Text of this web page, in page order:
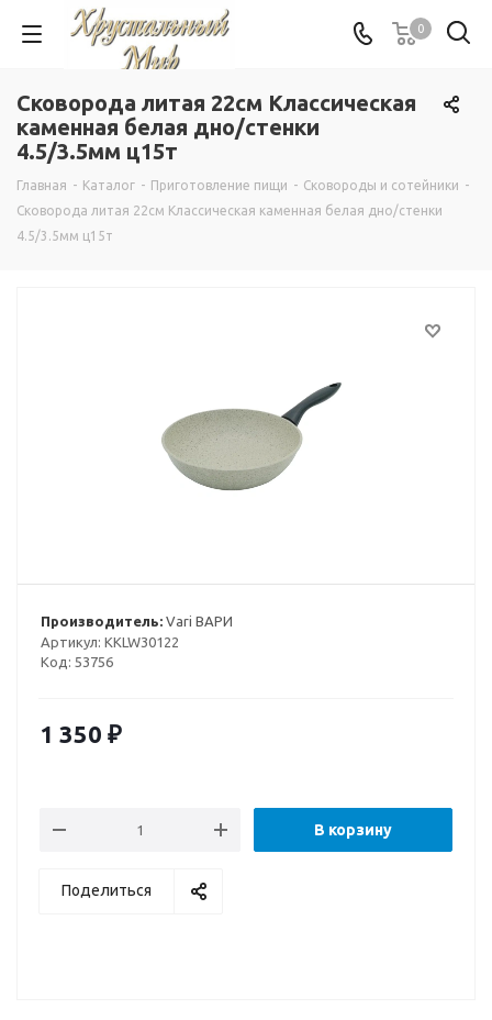
0
Сковорода литая 22см Классическая
каменная белая дно/стенки
4.5/3.5мм ц15т
Главная - Каталог - Приготовление пищи - Сковороды и сотейники -
Сковорода литая 22см Классическая каменная белая дно/стенки
4.5/3.5мм ц15т
Производитель: Vari ВАРИ
Артикул: KKLW30122
Код: 53756
1 350 ₽
В корзину
Поделиться